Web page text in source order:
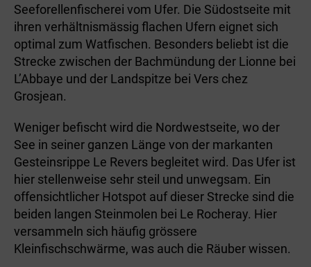
Seeforellenfischerei vom Ufer. Die Südostseite mit
ihren verhältnismässig flachen Ufern eignet sich
optimal zum Watfischen. Besonders beliebt ist die
Strecke zwischen der Bachmündung der Lionne bei
L’Abbaye und der Landspitze bei Vers chez
Grosjean.
Weniger befischt wird die Nordwestseite, wo der
See in seiner ganzen Länge von der markanten
Gesteinsrippe Le Revers begleitet wird. Das Ufer ist
hier stellenweise sehr steil und unwegsam. Ein
offensichtlicher Hotspot auf dieser Strecke sind die
beiden langen Steinmolen bei Le Rocheray. Hier
versammeln sich häufig grössere
Kleinfischschwärme, was auch die Räuber wissen.